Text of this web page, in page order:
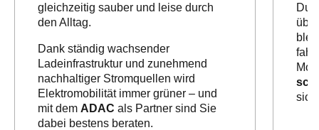
gleichzeitig sauber und leise durch
den Alltag.
Dank ständig wachsender
Ladeinfrastruktur und zunehmend
nachhaltiger Stromquellen wird
Elektromobilität immer grüner – und
mit dem ADAC als Partner sind Sie
dabei bestens beraten.
sich